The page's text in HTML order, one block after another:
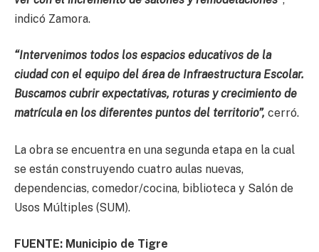
indicó Zamora.
“Intervenimos todos los espacios educativos de la
ciudad con el equipo del área de Infraestructura Escolar.
Buscamos cubrir expectativas, roturas y crecimiento de
matrícula en los diferentes puntos del territorio”, cerró.
La obra se encuentra en una segunda etapa en la cual
se están construyendo cuatro aulas nuevas,
dependencias, comedor/cocina, biblioteca y Salón de
Usos Múltiples (SUM).
FUENTE: Municipio de Tigre